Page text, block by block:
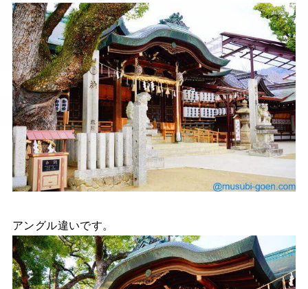
アングル違いです。